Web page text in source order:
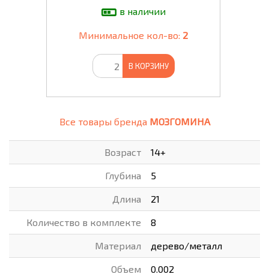
в наличии
Минимальное кол-во: 2
В КОРЗИНУ
Все товары бренда МОЗГОМИНА
Возраст 14+
Глубина 5
Длина 21
Количество в комплекте 8
Материал дерево/металл
Объем 0.002